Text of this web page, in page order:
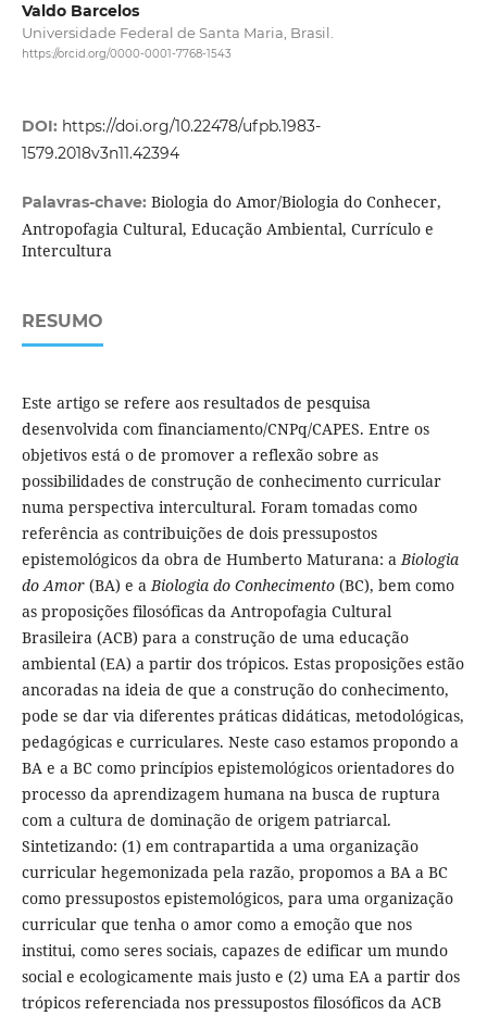
Valdo Barcelos
Universidade Federal de Santa Maria, Brasil.
https://orcid.org/0000-0001-7768-1543
DOI: https://doi.org/10.22478/ufpb.1983-
1579.2018v3n11.42394
Palavras-chave: Biologia do Amor/Biologia do Conhecer,
Antropofagia Cultural, Educação Ambiental, Currículo e
Intercultura
RESUMO
Este artigo se refere aos resultados de pesquisa
desenvolvida com financiamento/CNPq/CAPES. Entre os
objetivos está o de promover a reflexão sobre as
possibilidades de construção de conhecimento curricular
numa perspectiva intercultural. Foram tomadas como
referência as contribuições de dois pressupostos
epistemológicos da obra de Humberto Maturana: a Biologia
do Amor(BA) e a Biologia do Conhecimento(BC), bem como
as proposições filosóficas da Antropofagia Cultural
Brasileira (ACB) para a construção de uma educação
ambiental (EA) a partir dos trópicos. Estas proposições estão
ancoradas na ideia de que a construção do conhecimento,
pode se dar via diferentes práticas didáticas, metodológicas,
pedagógicas e curriculares. Neste caso estamos propondo a
BA e a BC como princípios epistemológicos orientadores do
processo da aprendizagem humana na busca de ruptura
com a cultura de dominação de origem patriarcal.
Sintetizando: (1) em contrapartida a uma organização
curricular hegemonizada pela razão, propomos a BA a BC
como pressupostos epistemológicos, para uma organização
curricular que tenha o amor como a emoção que nos
institui, como seres sociais, capazes de edificar um mundo
social e ecologicamente mais justo e (2) uma EA a partir dos
trópicos referenciada nos pressupostos filosóficos da ACB